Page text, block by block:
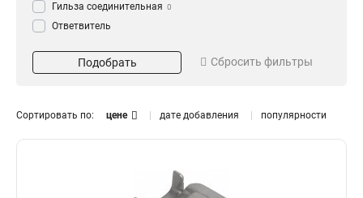
Гильза соединительная 0
Ответвитель
Зажим Крокодил 0
Скрепа 1
Хомут 3
COT37
ХС-360
Подобрать Сбросить фильтры
Сортировать по: цене дате добавления популярности